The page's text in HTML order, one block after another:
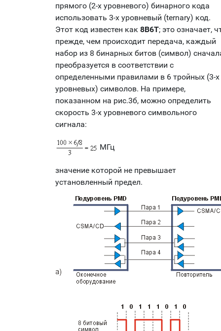
прямого (2-х уровневого) бинарного кода
использовать 3-х уровневый (ternary) код.
Этот код известен как 8B6T; это означает,
прежде, чем происходит передача, каждый
набор из 8 бинарных битов (символ)
преобразуется в соответствии с
определенными правилами в 6 тройных (3-х
уровневых) символов. На примере,
показанном на рис.3б, можно определить
скорость 3-х уровневого символьного
сигнала:
МГц
значение которой не превышает
установленный предел.